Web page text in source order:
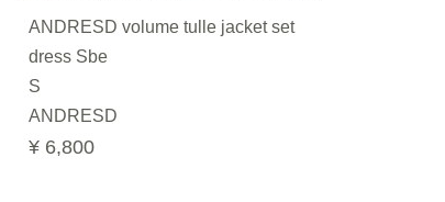
ANDRESD volume tulle jacket set
dress Sbe
S
ANDRESD
¥ 6,800